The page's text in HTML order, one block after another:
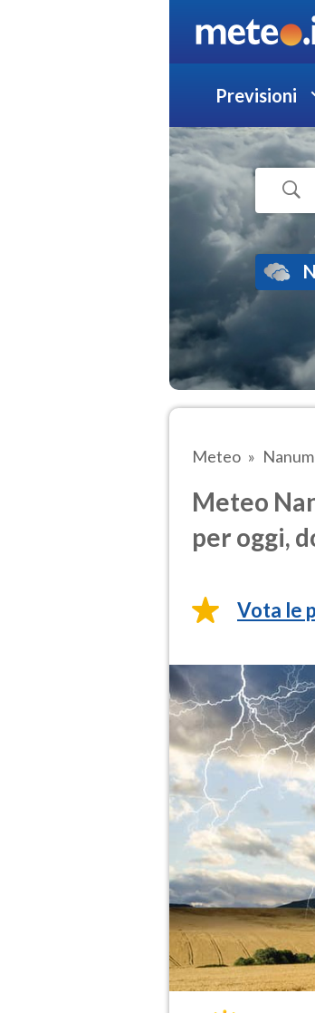
Previsioni
Meteo
Meteo
per oggi,
Vota le